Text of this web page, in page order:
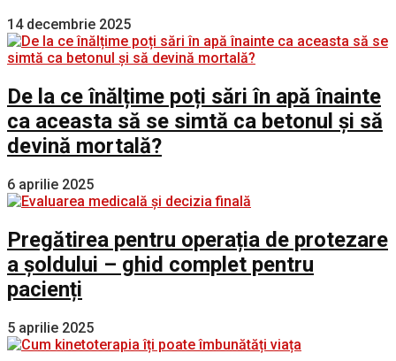
14 decembrie 2025
De la ce înălțime poți sări în apă înainte
ca aceasta să se simtă ca betonul și să
devină mortală?
6 aprilie 2025
Pregătirea pentru operația de protezare
a șoldului – ghid complet pentru
pacienți
5 aprilie 2025